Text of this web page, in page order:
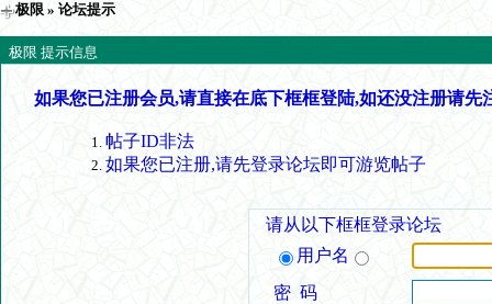
极限 » 论坛提示
极限 提示信息
如果您已注册会员,请直接在底下框框登陆,如还没注册请先
帖子ID非法
如果您已注册,请先登录论坛即可游览帖子
请从以下框框登录论坛
用户名
密 码